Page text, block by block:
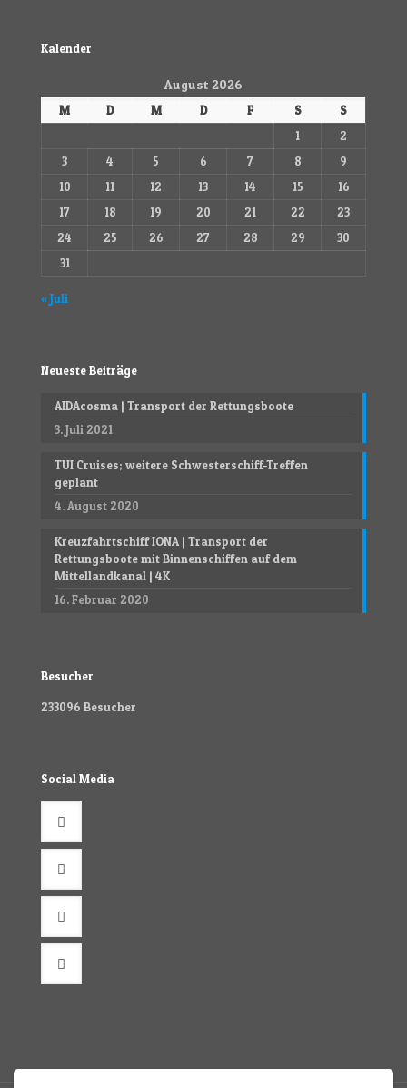
Kalender
August 2026
M D M D F S
S
1
2
3
4 5 6 7 8
9
10
11 12 13 14 15
16
17
18 19 20 21 22
23
24
25 26 27 28 29
30
31
« Juli
Neueste Beiträge
AIDAcosma | Transport der Rettungsboote
3. Juli 2021
TUI Cruises; weitere Schwesterschiff-Treffen
geplant
4. August 2020
Kreuzfahrtschiff IONA | Transport der
Rettungsboote mit Binnenschiffen auf dem
Mittellandkanal | 4K
16. Februar 2020
Besucher
233096 Besucher
Social Media